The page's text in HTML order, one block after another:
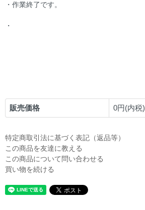
・作業終了です。
・
販売価格 0円(内税)
特定商取引法に基づく表記（返品等）
この商品を友達に教える
この商品について問い合わせる
買い物を続ける